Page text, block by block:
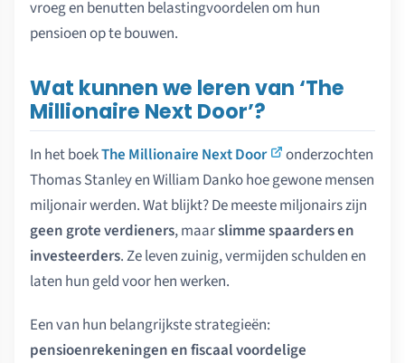
vroeg en benutten belastingvoordelen om hun
pensioen op te bouwen.
Wat kunnen we leren van ‘The
Millionaire Next Door’?
In het boekThe Millionaire Next Door
onderzochten
Thomas Stanley en William Danko hoe gewone mensen
miljonair werden. Wat blijkt? De meeste miljonairs zijn
geen grote verdieners, maarslimme spaarders en
investeerders. Ze leven zuinig, vermijden schulden en
laten hun geld voor hen werken.
Een van hun belangrijkste strategieën:
pensioenrekeningen en fiscaal voordelige